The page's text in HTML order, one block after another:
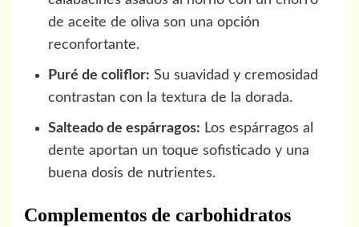
de aceite de oliva son una opción
reconfortante.
Puré de coliflor: Su suavidad y cremosidad
contrastan con la textura de la dorada.
Salteado de espárragos: Los espárragos al
dente aportan un toque sofisticado y una
buena dosis de nutrientes.
Complementos de carbohidratos